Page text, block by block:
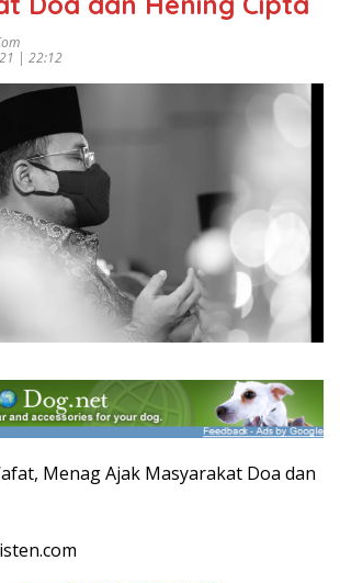
| 22:12
Menag Ajak Masyarakat Doa dan